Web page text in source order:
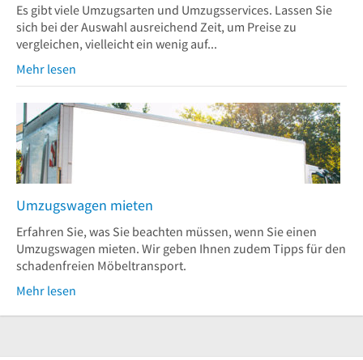
Es gibt viele Umzugsarten und Umzugsservices. Lassen Sie
sich bei der Auswahl ausreichend Zeit, um Preise zu
vergleichen, vielleicht ein wenig auf...
Mehr lesen
Umzugswagen mieten
Erfahren Sie, was Sie beachten müssen, wenn Sie einen
Umzugswagen mieten. Wir geben Ihnen zudem Tipps für den
schadenfreien Möbeltransport.
Mehr lesen